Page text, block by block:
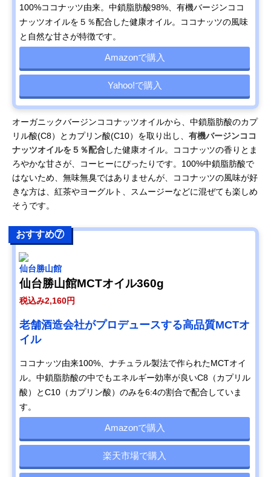
100%ココナッツ由来。中鎖脂肪酸98%、有機バージンココ
ナッツオイルを５％配合した健康オイル。ココナッツの風味
と自然な甘さが特徴です。
Amazonで購入
Yahoo!で購入
オーガニックバージンココナッツオイルから、中鎖脂肪酸のカプ
リル酸(C8）とカプリン酸(C10）を取り出し、 有機バージンココ
ナッツオイルを５％配合した健康オイル。ココナッツの香りとま
ろやかな甘さが、コーヒーにぴったりです。100%中鎖脂肪酸で
はないため、無味無臭ではありませんが、ココナッツの風味が好
きな方は、紅茶やヨーグルト、スムージーなどに混ぜても楽しめ
そうです。
おすすめ⑦
仙台勝山館
仙台勝山館MCTオイル360g
税込み2,160円
老舗酒造会社がプロデュースする高品質MCTオ
イル
ココナッツ由来100%、ナチュラル製法で作られたMCTオイ
ル。中鎖脂肪酸の中でもエネルギー効率が良いC8（カプリル
酸）とC10（カプリン酸）のみを6:4の割合で配合していま
す。
Amazonで購入
楽天市場で購入